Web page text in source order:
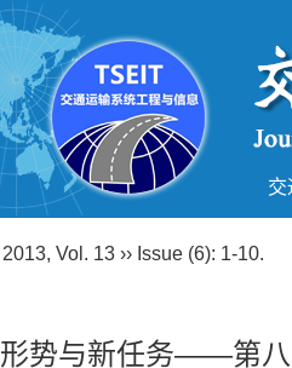
交
2013, Vol. 13 ›› Issue (6): 1-10.
势与新任务——第